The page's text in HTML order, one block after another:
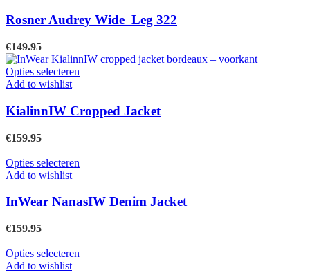
productpagina
meerdere
variaties.
optie
kan
gekozen
de
Rosner Audrey Wide_Leg 322
€149.95
Opties selecteren
meerdere
variaties.
gekozen
op
de
Add to wishlist
KialinnIW Cropped Jacket
€159.95
Opties selecteren
meerdere
gekozen
Add to wishlist
InWear NanasIW Denim Jacket
€159.95
Opties selecteren
Add to wishlist